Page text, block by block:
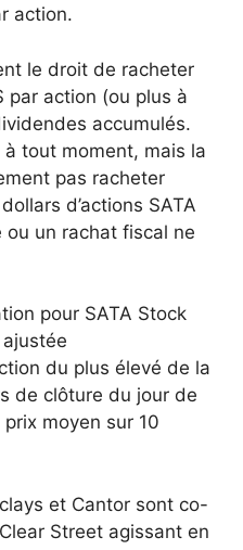
action.
le droit de racheter
par action (ou plus à
accumulés.
tout moment, mais la
pas racheter
d’actions SATA
ou un rachat fiscal ne
pour SATA Stock
du plus élevé de la
de clôture du jour de
moyen sur 10
et Cantor sont co-
Street agissant en